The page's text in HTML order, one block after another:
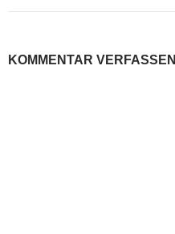
KOMMENTAR VERFASSEN